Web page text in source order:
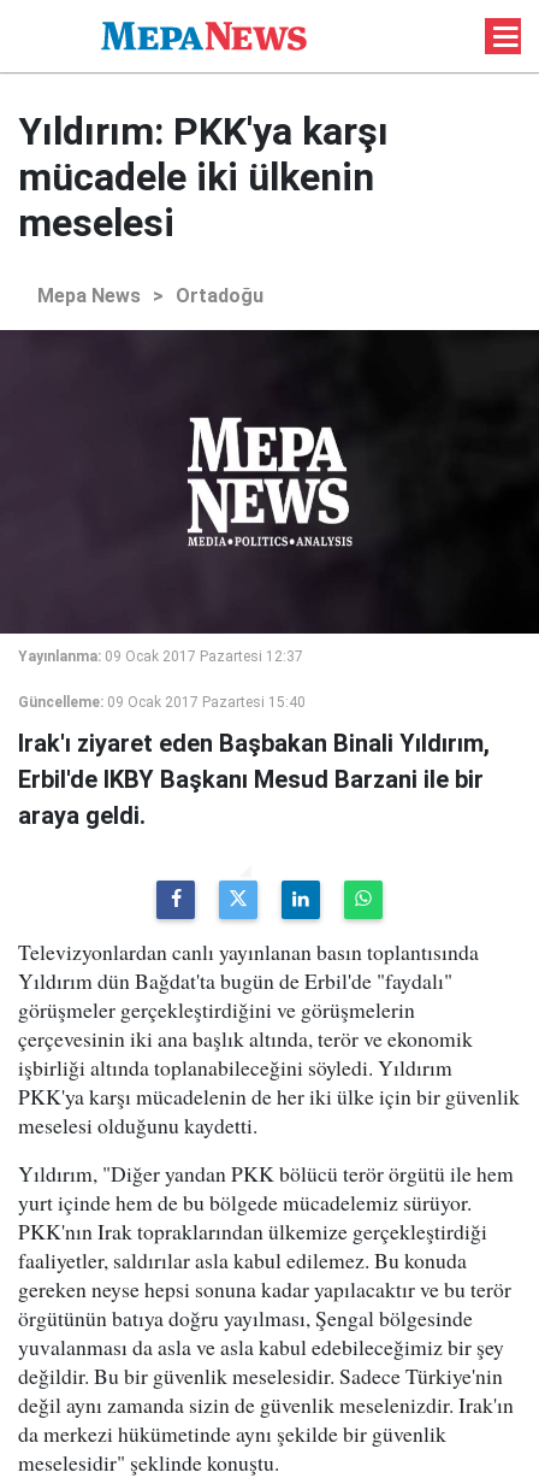
Yıldırım: PKK'ya karşı
mücadele iki ülkenin
meselesi
Mepa News > Ortadoğu
Yayınlanma: 09 Ocak 2017 Pazartesi 12:37
Güncelleme: 09 Ocak 2017 Pazartesi 15:40
Irak'ı ziyaret eden Başbakan Binali Yıldırım,
Erbil'de IKBY Başkanı Mesud Barzani ile bir
araya geldi.
Televizyonlardan canlı yayınlanan basın toplantısında
Yıldırım dün Bağdat'ta bugün de Erbil'de "faydalı"
görüşmeler gerçekleştirdiğini ve görüşmelerin
çerçevesinin iki ana başlık altında, terör ve ekonomik
işbirliği altında toplanabileceğini söyledi. Yıldırım
PKK'ya karşı mücadelenin de her iki ülke için bir güvenlik
meselesi olduğunu kaydetti.
Yıldırım, "Diğer yandan PKK bölücü terör örgütü ile hem
yurt içinde hem de bu bölgede mücadelemiz sürüyor.
PKK'nın Irak topraklarından ülkemize gerçekleştirdiği
faaliyetler, saldırılar asla kabul edilemez. Bu konuda
gereken neyse hepsi sonuna kadar yapılacaktır ve bu terör
örgütünün batıya doğru yayılması, Şengal bölgesinde
yuvalanması da asla ve asla kabul edebileceğimiz bir şey
değildir. Bu bir güvenlik meselesidir. Sadece Türkiye'nin
değil aynı zamanda sizin de güvenlik meselenizdir. Irak'ın
da merkezi hükümetinde aynı şekilde bir güvenlik
meselesidir" şeklinde konuştu.